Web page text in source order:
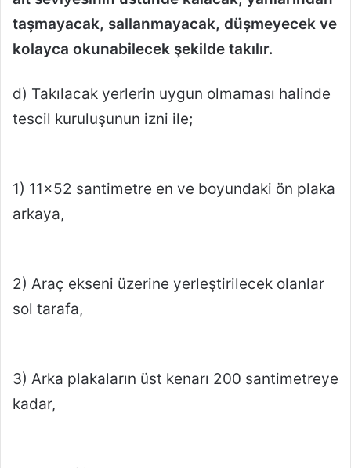
taşmayacak, sallanmayacak, düşmeyecek ve
kolayca okunabilecek şekilde takılır.
d) Takılacak yerlerin uygun olmaması halinde
tescil kuruluşunun izni ile;
1) 11×52 santimetre en ve boyundaki ön plaka
arkaya,
2) Araç ekseni üzerine yerleştirilecek olanlar
sol tarafa,
3) Arka plakaların üst kenarı 200 santimetreye
kadar,